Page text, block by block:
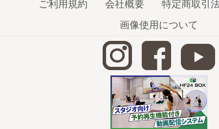
任意のタイミングでかっちりと止まります
ロックダンスを考案したのはドン・キャン
は当時流行していたダンスを滑らかに行う
振付を考えながら踊るその様子が、ロック
ルとなりロックダンスが誕生しました。
また、ロックダンスの代表的な動きの中に
さすポイントという動きがありますが、
この動きは彼が観客から笑われた時に、指
ご利用規約
会社概要
特定商取引
画像使用について